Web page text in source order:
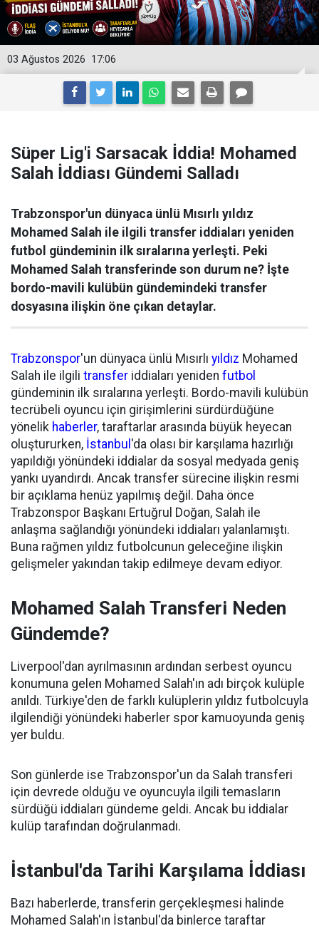
17:06
03 Ağustos 2026
Süper Lig'i Sarsacak İddia! Mohamed
Salah İddiası Gündemi Salladı
Trabzonspor'un dünyaca ünlü Mısırlı yıldız
Mohamed Salah ile ilgili transfer iddiaları yeniden
futbol gündeminin ilk sıralarına yerleşti. Peki
Mohamed Salah transferinde son durum ne? İşte
bordo-mavili kulübün gündemindeki transfer
dosyasına ilişkin öne çıkan detaylar.
Trabzonspor'un dünyaca ünlü Mısırlı yıldız Mohamed
Salah ile ilgili transfer iddiaları yeniden futbol
gündeminin ilk sıralarına yerleşti. Bordo-mavili kulübün
tecrübeli oyuncu için girişimlerini sürdürdüğüne
yönelik haberler, taraftarlar arasında büyük heyecan
oluştururken, İstanbul 'da olası bir karşılama hazırlığı
yapıldığı yönündeki iddialar da sosyal medyada geniş
yankı uyandırdı. Ancak transfer sürecine ilişkin resmi
bir açıklama henüz yapılmış değil. Daha önce
Trabzonspor Başkanı Ertuğrul Doğan, Salah ile
anlaşma sağlandığı yönündeki iddiaları yalanlamıştı.
Buna rağmen yıldız futbolcunun geleceğine ilişkin
gelişmeler yakından takip edilmeye devam ediyor.
Mohamed Salah Transferi Neden
Gündemde?
Liverpool'dan ayrılmasının ardından serbest oyuncu
konumuna gelen Mohamed Salah'ın adı birçok kulüple
anıldı. Türkiye'den de farklı kulüplerin yıldız futbolcuyla
ilgilendiği yönündeki haberler spor kamuoyunda geniş
yer buldu.
Son günlerde ise Trabzonspor'un da Salah transferi
için devrede olduğu ve oyuncuyla ilgili temasların
sürdüğü iddiaları gündeme geldi. Ancak bu iddialar
kulüp tarafından doğrulanmadı.
İstanbul'da Tarihi Karşılama İddiası
Bazı haberlerde, transferin gerçekleşmesi halinde
Mohamed Salah'ın İstanbul'da binlerce taraftar